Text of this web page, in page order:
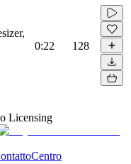
0:22 128
Licensing
Centro